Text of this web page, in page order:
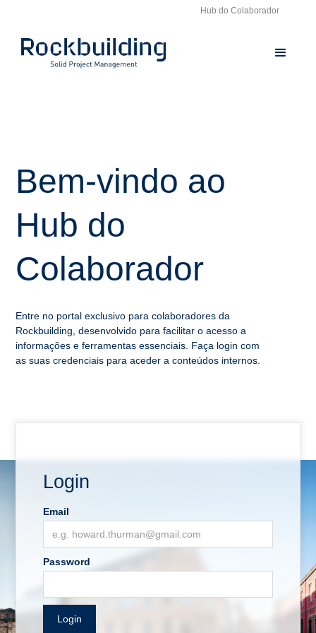
Hub do Colaborador
Bem-vindo ao
Hub do
Colaborador
Entre no portal exclusivo para colaboradores da
Rockbuilding, desenvolvido para facilitar o acesso a
informações e ferramentas essenciais. Faça login com
as suas credenciais para aceder a conteúdos internos.
Login
Email
Password